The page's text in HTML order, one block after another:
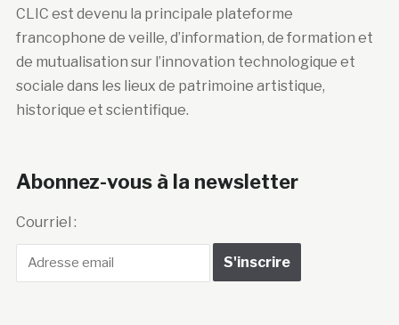
CLIC est devenu la principale plateforme
francophone de veille, d’information, de formation et
de mutualisation sur l’innovation technologique et
sociale dans les lieux de patrimoine artistique,
historique et scientifique.
Abonnez-vous à la newsletter
Courriel :